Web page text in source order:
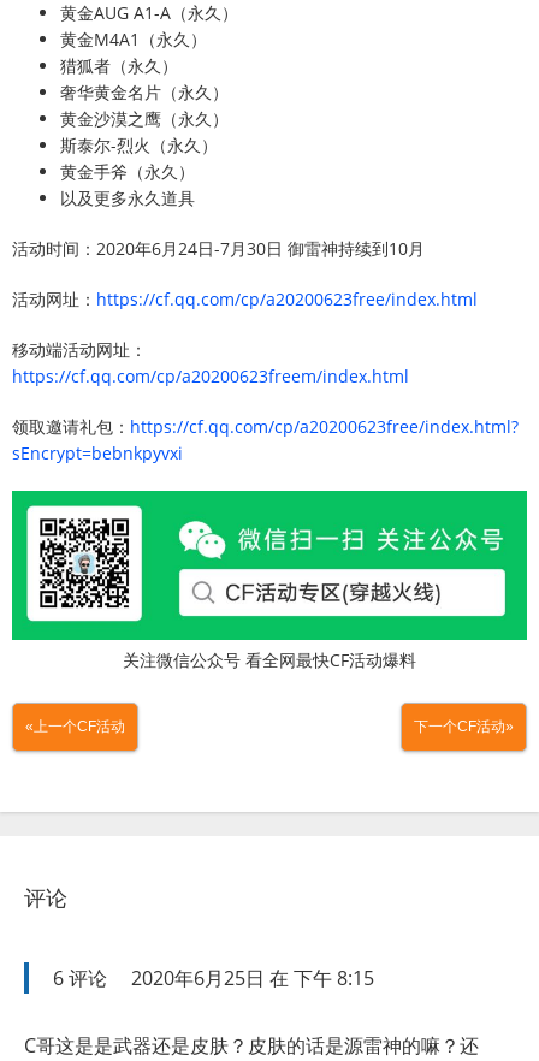
黄金AUG A1-A（永久）
黄金M4A1（永久）
猎狐者（永久）
奢华黄金名片（永久）
黄金沙漠之鹰（永久）
斯泰尔-烈火（永久）
黄金手斧（永久）
以及更多永久道具
活动时间：2020年6月24日-7月30日 御雷神持续到10月
活动网址： https://cf.qq.com/cp/a20200623free/index.html
移动端活动网址：
https://cf.qq.com/cp/a20200623freem/index.html
领取邀请礼包： https://cf.qq.com/cp/a20200623free/index.html?
sEncrypt=bebnkpyvxi
关注微信公众号 看全网最快CF活动爆料
«上一个CF活动 下一个CF活动»
评论
6评论 2020年6月25日 在 下午 8:15
C哥这是是武器还是皮肤？皮肤的话是源雷神的嘛？还